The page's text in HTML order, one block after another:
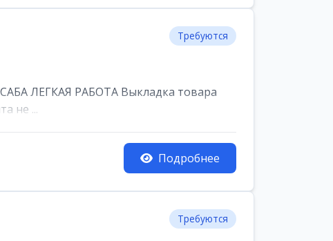
Требуются
ЛЕГКАЯ РАБОТА Выкладка товара
не ...
Подробнее
Требуются